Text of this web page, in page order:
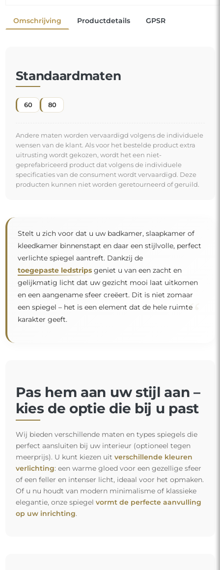
Omschrijving Productdetails GPSR
Standaardmaten
60 80
Andere maten worden vervaardigd volgens de individuele
wensen van de klant. Als voor het bestelde product extra
uitrusting wordt gekozen, wordt het een niet-
geprefabriceerd product dat volgens de individuele
specificaties van de consument wordt vervaardigd. Deze
producten kunnen niet worden geretourneerd of geruild.
Stelt u zich voor dat u uw badkamer, slaapkamer of
kleedkamer binnenstapt en daar een stijlvolle, perfect
verlichte spiegel aantreft. Dankzij de
toegepaste ledstripsgeniet u van een zacht en
gelijkmatig licht dat uw gezicht mooi laat uitkomen
en een aangename sfeer creëert. Dit is niet zomaar
een spiegel – het is een element dat de hele ruimte
karakter geeft.
“
Pas hem aan uw stijl aan –
kies de optie die bij u past
Wij bieden verschillende maten en types spiegels die
perfect aansluiten bij uw interieur (optioneel tegen
meerprijs). U kunt kiezen uit verschillende kleuren
verlichting: een warme gloed voor een gezellige sfeer
of een feller en intenser licht, ideaal voor het opmaken.
Of u nu houdt van modern minimalisme of klassieke
elegantie, onze spiegel vormt de perfecte aanvulling
op uw inrichting.